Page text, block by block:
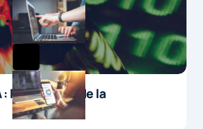
le paradoxe de la